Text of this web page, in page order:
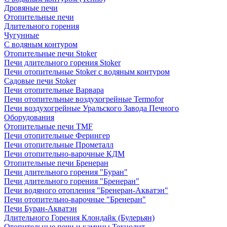
Дровяные печи
Отопительные печи
Длительного горения
Чугунные
C водяным контуром
Отопительные печи Stoker
Печи длительного горения Stoker
Печи отопительные Stoker с водяным контуром
Садовые печи Stoker
Печи отопительные Варвара
Печи отопительные воздухогрейные Termofor
Печи воздухогрейные Уральского Завода Печного
Оборудования
Отопительные печи TMF
Печи отопительные Ферингер
Печи отопительные Прометалл
Печи отопительно-варочные КДМ
Отопительные печи Бренеран
Печи длительного горения "Буран"
Печи длительного горения "Бренеран"
Печи водяного отопления "Бренеран-Акватэн"
Печи отопительно-варочные "Бренеран"
Печи Буран-Акватэн
Длительного Горения Клондайк (Булерьян)